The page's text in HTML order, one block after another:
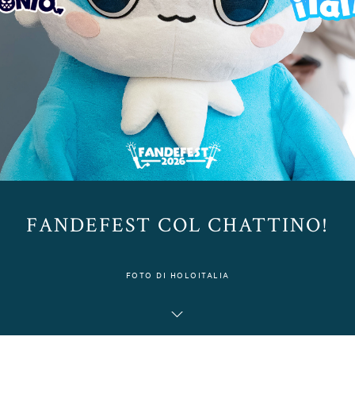
FANDEFEST COL CHATTINO!
FOTO DI HOLOITALIA